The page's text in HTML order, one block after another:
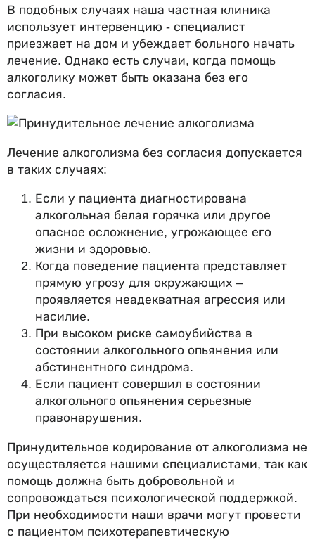
В подобных случаях наша частная клиника
использует интервенцию - специалист
приезжает на дом и убеждает больного начать
лечение. Однако есть случаи, когда помощь
алкоголику может быть оказана без его
согласия.
Лечение алкоголизма без согласия допускается
в таких случаях:
Если у пациента диагностирована
алкогольная белая горячка или другое
опасное осложнение, угрожающее его
жизни и здоровью.
Когда поведение пациента представляет
прямую угрозу для окружающих –
проявляется неадекватная агрессия или
насилие.
При высоком риске самоубийства в
состоянии алкогольного опьянения или
абстинентного синдрома.
Если пациент совершил в состоянии
алкогольного опьянения серьезные
правонарушения.
Принудительное кодирование от алкоголизма не
осуществляется нашими специалистами, так как
помощь должна быть добровольной и
сопровождаться психологической поддержкой.
При необходимости наши врачи могут провести
с пациентом психотерапевтическую